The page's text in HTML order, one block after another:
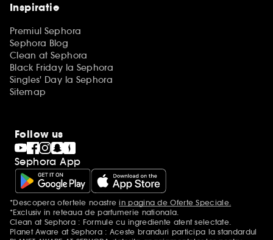
Inspiratie
Premiul Sephora
Sephora Blog
Clean at Sephora
Black Friday la Sephora
Singles' Day la Sephora
Sitemap
Follow us
Sephora App
Mentiuni aditionale
*Descopera ofertele noastrein pagina de Oferte Speciale.
*Exclusiv in reteaua de parfumerie nationala.
Clean at Sephora : Formule cu ingrediente atent selectate.
Planet Aware at Sephora : Aceste branduri participa la standardul